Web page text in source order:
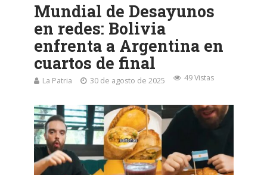
Mundial de Desayunos
en redes: Bolivia
enfrenta a Argentina en
cuartos de final
La Patria 30 de agosto de 2025 49 Vistas